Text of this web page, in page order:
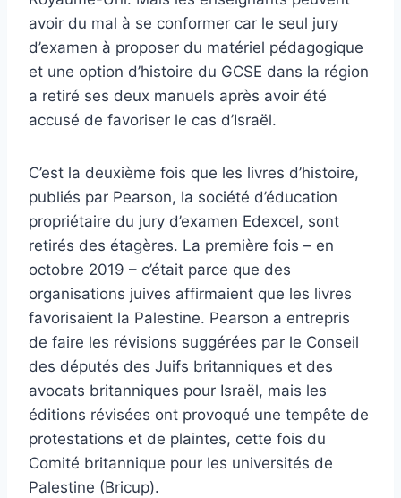
avoir du mal à se conformer car le seul jury
d’examen à proposer du matériel pédagogique
et une option d’histoire du GCSE dans la région
a retiré ses deux manuels après avoir été
accusé de favoriser le cas d’Israël.
C’est la deuxième fois que les livres d’histoire,
publiés par Pearson, la société d’éducation
propriétaire du jury d’examen Edexcel, sont
retirés des étagères. La première fois – en
octobre 2019 – c’était parce que des
organisations juives affirmaient que les livres
favorisaient la Palestine. Pearson a entrepris
de faire les révisions suggérées par le Conseil
des députés des Juifs britanniques et des
avocats britanniques pour Israël, mais les
éditions révisées ont provoqué une tempête de
protestations et de plaintes, cette fois du
Comité britannique pour les universités de
Palestine (Bricup).